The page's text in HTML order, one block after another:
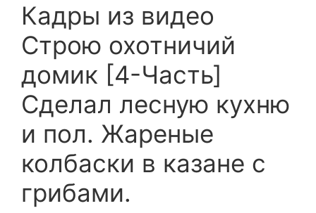
Кадры из видео
Строю охотничий
домик [4-Часть]
Сделал лесную кухню
и пол. Жареные
колбаски в казане с
грибами.